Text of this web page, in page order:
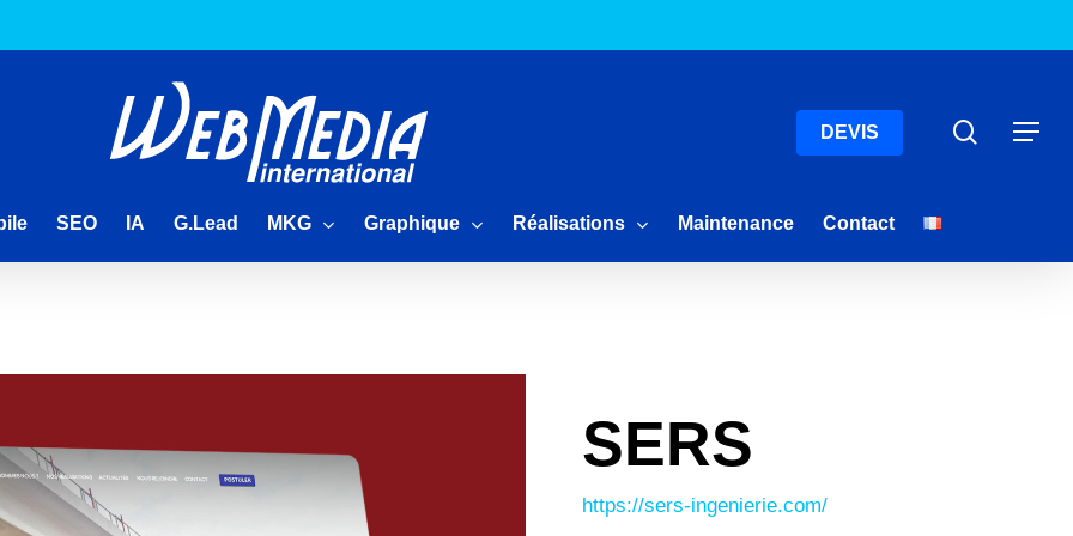
DEVIS Menu
SEO IA G.Lead MKG Graphique Réalisations Maintenance Contact
SERS
https://sers-ingenierie.com/